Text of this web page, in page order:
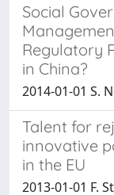
Social
Regulatory
in China?
2014-01-01 S.
Talent for
innovative
in the EU
2013-01-01 F.